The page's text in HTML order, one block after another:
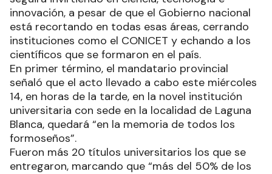
innovación, a pesar de que el Gobierno nacional
está recortando en todas esas áreas, cerrando
instituciones como el CONICET y echando a los
científicos que se formaron en el país.
En primer término, el mandatario provincial
señaló que el acto llevado a cabo este miércoles
14, en horas de la tarde, en la novel institución
universitaria con sede en la localidad de Laguna
Blanca, quedará “en la memoria de todos los
formoseños”.
Fueron más 20 títulos universitarios los que se
entregaron, marcando que “más del 50% de los